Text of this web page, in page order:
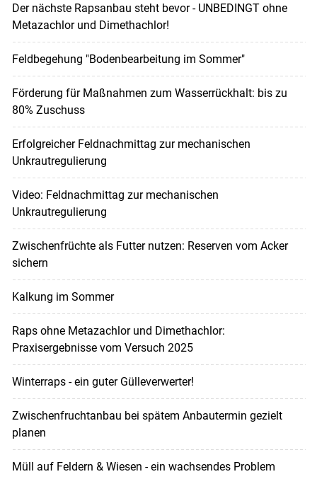
Der nächste Rapsanbau steht bevor - UNBEDINGT ohne
Metazachlor und Dimethachlor!
Feldbegehung "Bodenbearbeitung im Sommer"
Förderung für Maßnahmen zum Wasserrückhalt: bis zu
80% Zuschuss
Erfolgreicher Feldnachmittag zur mechanischen
Unkrautregulierung
Video: Feldnachmittag zur mechanischen
Unkrautregulierung
Zwischenfrüchte als Futter nutzen: Reserven vom Acker
sichern
Kalkung im Sommer
Raps ohne Metazachlor und Dimethachlor:
Praxisergebnisse vom Versuch 2025
Winterraps - ein guter Gülleverwerter!
Zwischenfruchtanbau bei spätem Anbautermin gezielt
planen
Müll auf Feldern & Wiesen - ein wachsendes Problem